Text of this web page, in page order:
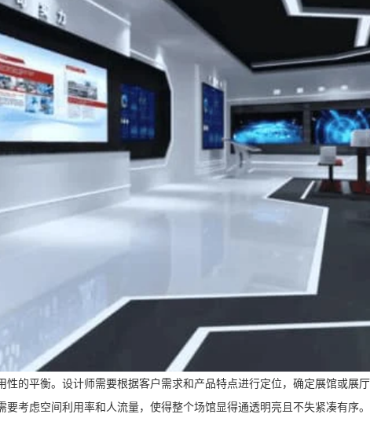
的平衡。设计师需要根据客户需求和产品特点进行定位，确定展馆或展厅
考虑空间利用率和人流量，使得整个场馆显得通透明亮且不失紧凑有序。